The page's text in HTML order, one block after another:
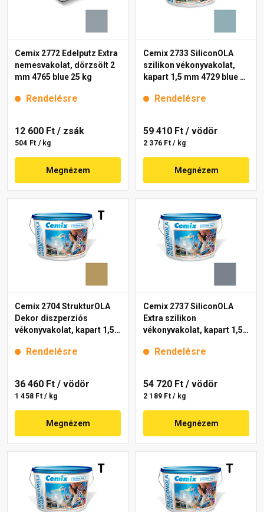
Cemix 2772 Edelputz Extra
nemesvakolat, dörzsölt 2
mm 4765 blue 25 kg
Rendelésre
12 600 Ft / zsák
504 Ft / kg
Megnézem
Cemix 2733 SiliconOLA
szilikon vékonyvakolat,
kapart 1,5 mm 4729 blue 25
Rendelésre
59 410 Ft / vödör
2 376 Ft / kg
Megnézem
Cemix 2704 StrukturOLA
Dekor diszperziós
vékonyvakolat, kapart 1,5
Rendelésre
36 460 Ft / vödör
1 458 Ft / kg
Megnézem
Cemix 2737 SiliconOLA
Extra szilikon
vékonyvakolat, kapart 1,5
Rendelésre
54 720 Ft / vödör
2 189 Ft / kg
Megnézem